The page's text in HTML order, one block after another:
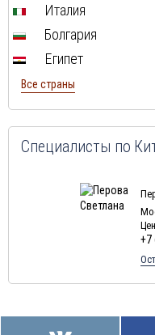
Туры в Индию в
Туры в Тунис в
Туры в Норвегию
Туры в Мексику
Туры в Кубу в
Туры в Грецию в
Туры в Маврикий
Италия
Болгария
Египет
Все страны
Специалисты по
+7